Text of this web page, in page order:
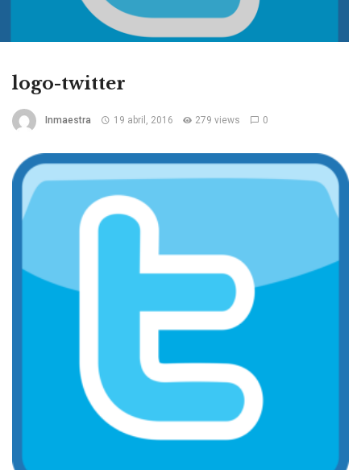
logo-twitter
Inmaestra 19 abril, 2016 279 views 0